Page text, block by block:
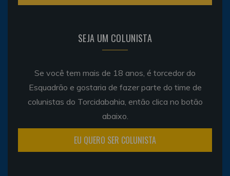
SEJA UM COLUNISTA
Se você tem mais de 18 anos, é torcedor do
Esquadrão e gostaria de fazer parte do time de
colunistas do Torcidabahia, então clica no botão
abaixo.
EU QUERO SER COLUNISTA